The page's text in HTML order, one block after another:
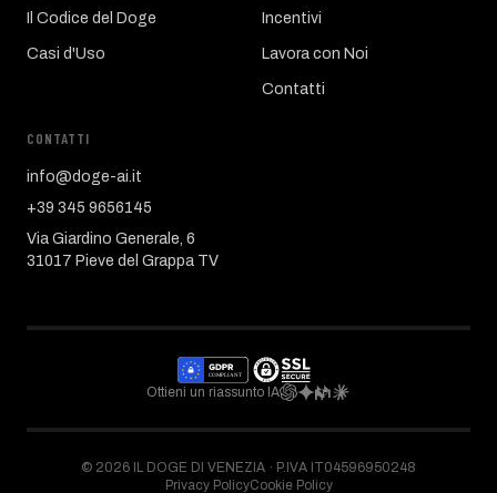
Il Codice del Doge
Casi d'Uso
Incentivi
Lavora con Noi
Contatti
CONTATTI
info@doge-ai.it
+39 345 9656145
Via Giardino Generale, 6
31017 Pieve del Grappa TV
Ottieni un riassunto IA
© 2026 IL DOGE DI VENEZIA · P.IVA IT04596950248
Privacy PolicyCookie Policy